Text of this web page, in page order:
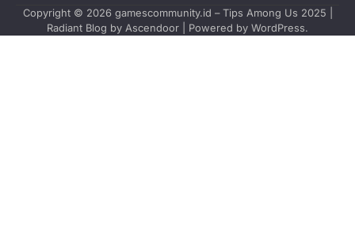
Copyright © 2026 gamescommunity.id – Tips Among Us 2025
Radiant Blog by Ascendoor | Powered by WordPress.